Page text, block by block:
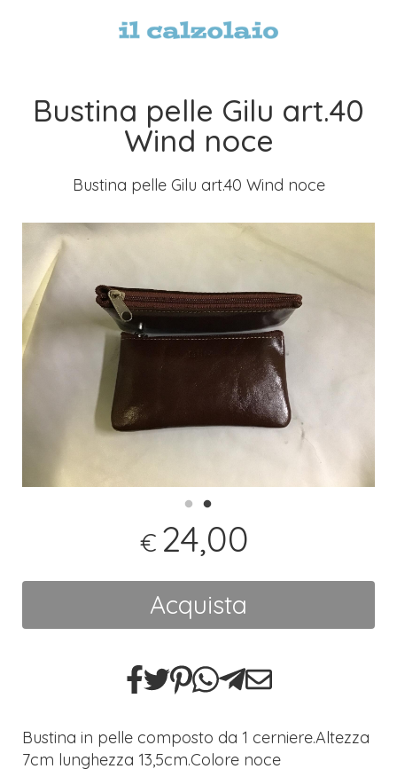
Bustina pelle Gilu art.40
Wind noce
Bustina pelle Gilu art.40 Wind noce
€ 24,00
Acquista
Bustina in pelle composto da 1 cerniere.Altezza
7cm lunghezza 13,5cm.Colore noce